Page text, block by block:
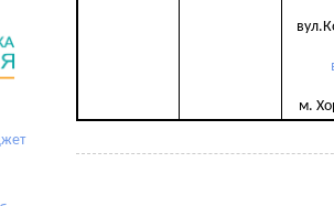
м.